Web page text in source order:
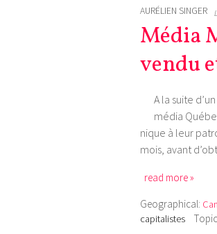
AURÉLIEN SINGER
Média
vendu
A la suite
média
nique à leur
mois, avant
read more »
Geographical:
capitalistes